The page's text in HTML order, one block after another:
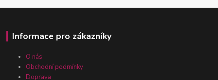
Informace pro zákazníky
O nás
Obchodní podmínky
Doprava